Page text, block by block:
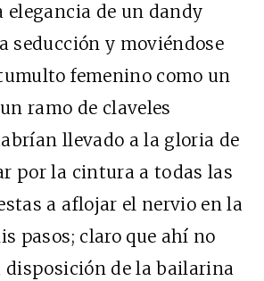
elegancia de un dandy
seducción y moviéndose
femenino como un
ramo de claveles
llevado a la gloria de
por la cintura a todas las
a aflojar el nervio en la
pasos; claro que ahí no
disposición de la bailarina